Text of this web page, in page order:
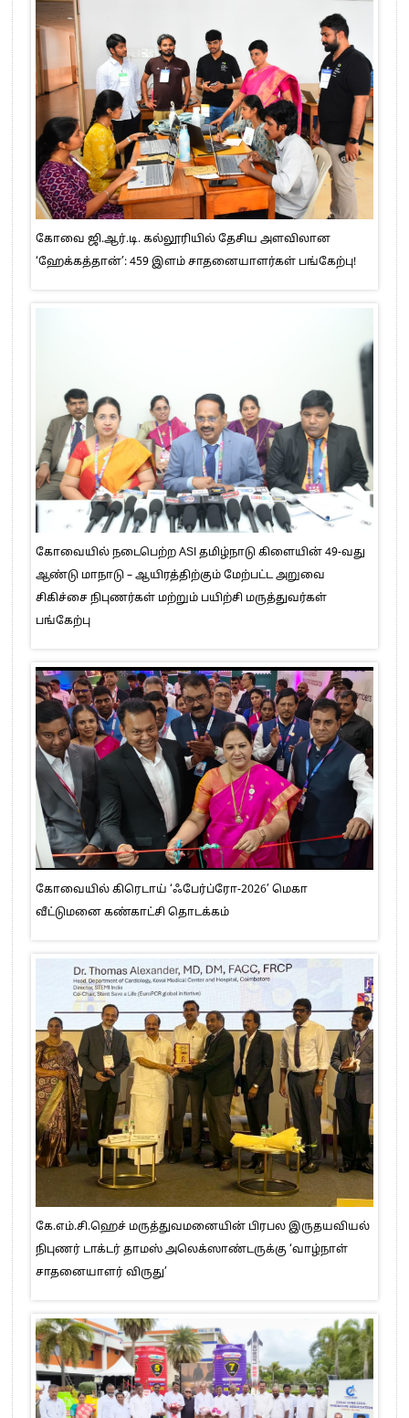
கோவை ஜி.ஆர்.டி. கல்லூரியில் தேசிய அளவிலான
‘ஹேக்கத்தான்’: 459 இளம் சாதனையாளர்கள் பங்கேற்பு!
கோவையில் நடைபெற்ற ASI தமிழ்நாடு கிளையின் 49-வது
ஆண்டு மாநாடு – ஆயிரத்திற்கும் மேற்பட்ட அறுவை
சிகிச்சை நிபுணர்கள் மற்றும் பயிற்சி மருத்துவர்கள்
பங்கேற்பு
கோவையில் கிரெடாய் ‘ஃபேர்ப்ரோ-2026’ மெகா
வீட்டுமனை கண்காட்சி தொடக்கம்
கே.எம்.சி.ஹெச் மருத்துவமனையின் பிரபல இருதயவியல்
நிபுணர் டாக்டர் தாமஸ் அலெக்ஸாண்டருக்கு ‘வாழ்நாள்
சாதனையாளர் விருது’